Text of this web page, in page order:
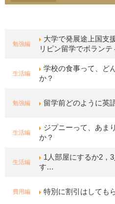
勉強編
大学で発展途上国支
リピン留学でボラン
生活編
学校の食事って、ど
か？
勉強編 留学前どのように英
生活編
ジプニーって、あま
か？
生活編
1人部屋にするか2，
す…
費用編 特別に割引はしても